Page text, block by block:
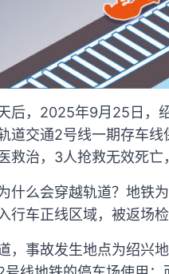
后，2025年9月25日，
道交通2号线一期存车
救治，3人抢救无效死亡
什么会穿越轨道？地铁
行车正线区域，被返场
，事故发生地点为绍兴